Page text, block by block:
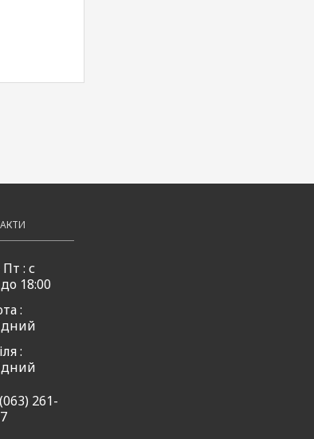
: с
18:00
:
:
261-